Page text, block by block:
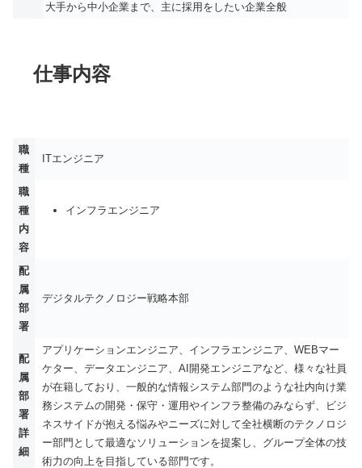
大手から中小企業まで、主に採用をしたい企業全般
仕事内容
職
種
ITエンジニア
職
種
内
容
インフラエンジニア
配
属
部
署
デジタルテクノロジー戦略本部
配
属
部
署
詳
細
アプリケーションエンジニア、インフラエンジニア、WEBマー
ケター、データエンジニア、AI開発エンジニアなど、様々な社員
が在籍しており、一般的な情報システム部門のような社内向け業
務システムの開発・保守・運用やインフラ整備のみならず、ビジ
ネスサイドが抱える悩みやニーズに対して全社横断のテクノロジ
ー部門として最適なソリューションを提案し、グループ全体の技
術力の向上を目指している部門です。